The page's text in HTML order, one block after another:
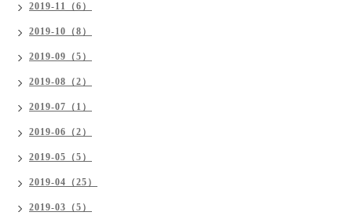
2019-11（6）
2019-10（8）
2019-09（5）
2019-08（2）
2019-07（1）
2019-06（2）
2019-05（5）
2019-04（25）
2019-03（5）